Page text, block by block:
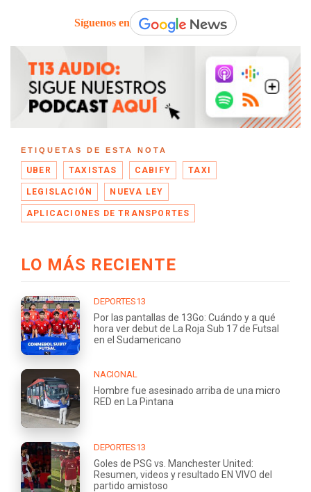
Síguenos en
ETIQUETAS DE ESTA NOTA
UBER TAXISTAS CABIFY TAXI
LEGISLACIÓN NUEVA LEY
APLICACIONES DE TRANSPORTES
LO MÁS RECIENTE
DEPORTES13
Por las pantallas de 13Go: Cuándo y a qué
hora ver debut de La Roja Sub 17 de Futsal
en el Sudamericano
NACIONAL
Hombre fue asesinado arriba de una micro
RED en La Pintana
DEPORTES13
Goles de PSG vs. Manchester United:
Resumen, videos y resultado EN VIVO del
partido amistoso